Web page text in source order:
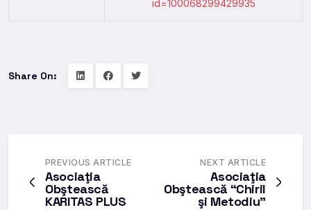
id=100068299429935
Share On:
PREVIOUS ARTICLE
Asociaţia
Obştească
KARITAS PLUS
NEXT ARTICLE
Asociaţia
Obştească “Chiril
şi Metodiu”